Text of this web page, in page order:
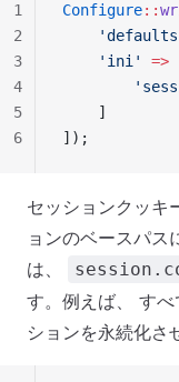
Configure::
    'ini'
=>
    ]
]);
1
2
3
4
5
6
セッションクッキ
ョンのベースパス
は、
す。例えば、 す
ションを永続化さ